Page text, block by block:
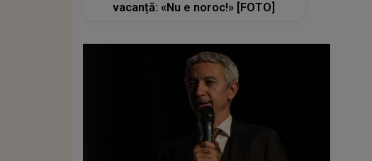
vacanță: «Nu e noroc!» [FOTO]